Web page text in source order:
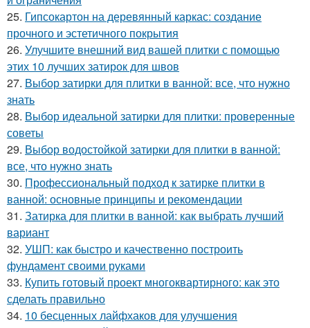
25. Гипсокартон на деревянный каркас: создание
прочного и эстетичного покрытия
26. Улучшите внешний вид вашей плитки с помощью
этих 10 лучших затирок для швов
27. Выбор затирки для плитки в ванной: все, что нужно
знать
28. Выбор идеальной затирки для плитки: проверенные
советы
29. Выбор водостойкой затирки для плитки в ванной:
все, что нужно знать
30. Профессиональный подход к затирке плитки в
ванной: основные принципы и рекомендации
31. Затирка для плитки в ванной: как выбрать лучший
вариант
32. УШП: как быстро и качественно построить
фундамент своими руками
33. Купить готовый проект многоквартирного: как это
сделать правильно
34. 10 бесценных лайфхаков для улучшения